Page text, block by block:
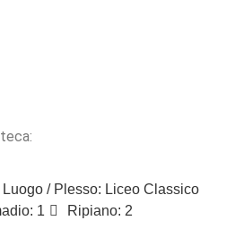
Luogo / Plesso: Liceo Classico
1
Ripiano: 2